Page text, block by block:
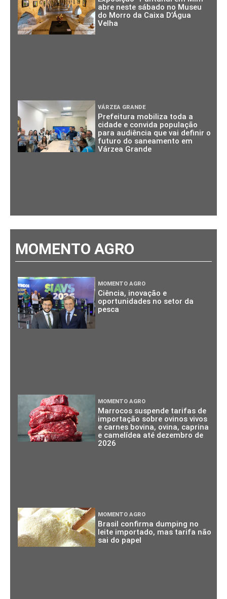
abre neste sábado no Museu
do Morro da Caixa D’Água
Velha
VÁRZEA GRANDE
Prefeitura mobiliza toda a
cidade e convida população
para audiência que vai definir o
futuro do saneamento em
Várzea Grande
MOMENTO AGRO
MOMENTO AGRO
Ciência, inovação e
oportunidades no setor da
pesca
MOMENTO AGRO
Marrocos suspende tarifas de
importação sobre ovinos vivos
e carnes bovina, ovina, caprina
e camelídea até dezembro de
2026
MOMENTO AGRO
Brasil confirma dumping no
leite importado, mas tarifa não
sai do papel